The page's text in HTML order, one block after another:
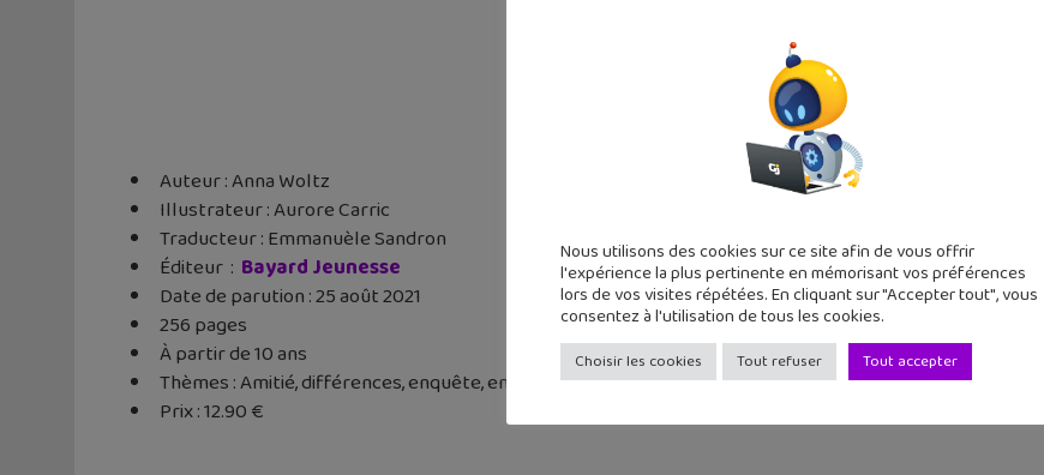
Auteur : Anna Woltz
Illustrateur : Aurore Carric
Traducteur : Emmanuèle Sandron
Éditeur ‏ : ‎ Bayard Jeunesse
Date de parution : 25 août 2021
256 pages
À partir de 10 ans
Thèmes : Amitié, différences, enquête, entraide
Prix : 12.90 €
Nous utilisons des cookies sur ce site afin de vous offrir
l'expérience la plus pertinente en mémorisant vos préférences
lors de vos visites répétées. En cliquant sur "Accepter tout", vous
consentez à l'utilisation de tous les cookies.
Choisir les cookies Tout refuser Tout accepter